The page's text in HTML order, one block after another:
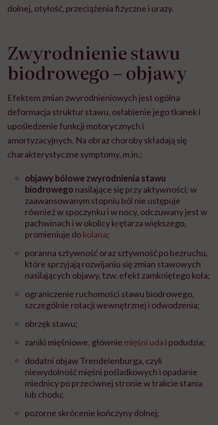
dolnej, otyłość, przeciążenia fizyczne i urazy.
Zwyrodnienie stawu
biodrowego – objawy
Efektem zmian zwyrodnieniowych jest ogólna
deformacja struktur stawu, osłabienie jego tkanek i
upośledzenie funkcji motorycznych i
amortyzacyjnych. Na obraz choroby składają się
charakterystyczne symptomy, m.in.:
objawy bólowe zwyrodnienia stawu
biodrowego nasilające się przy aktywności; w
zaawansowanym stopniu ból nie ustępuje
również w spoczynku i w nocy, odczuwany jest w
pachwinach i w okolicy krętarza większego,
promieniuje dokolana;
poranna sztywność oraz sztywność po bezruchu,
które sprzyjają rozwijaniu się zmian stawowych
nasilających objawy, tzw. efekt zamkniętego koła;
ograniczenie ruchomości stawu biodrowego,
szczególnie rotacji wewnętrznej i odwodzenia;
obrzęk stawu;
zaniki mięśniowe, głównie mięśni udai podudzia;
dodatni objaw Trendelenburga, czyli
niewydolność mięśni pośladkowych i opadanie
miednicy po przeciwnej stronie w trakcie stania
lub chodu;
pozorne skrócenie kończyny dolnej;